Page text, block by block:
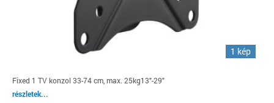
1 kép
Fixed 1 TV konzol 33-74 cm, max. 25kg13"-29"
részletek...